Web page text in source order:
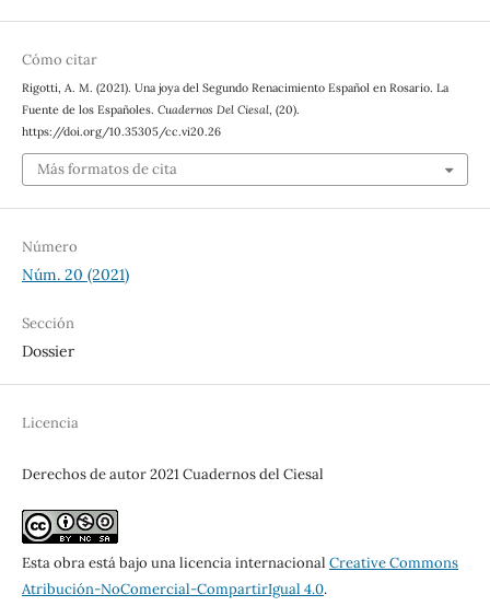
Cómo citar
Rigotti, A. M. (2021). Una joya del Segundo Renacimiento Español en Rosario. La
Fuente de los Españoles. Cuadernos Del Ciesal, (20).
https://doi.org/10.35305/cc.vi20.26
Más formatos de cita
Número
Núm. 20 (2021)
Sección
Dossier
Licencia
Derechos de autor 2021 Cuadernos del Ciesal
Esta obra está bajo una licencia internacional Creative Commons
Atribución-NoComercial-CompartirIgual 4.0.